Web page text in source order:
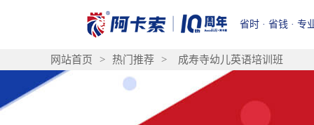
省时 · 省钱 · 专
网站首页 > 热门推荐 > 成寿寺幼儿英语培训班